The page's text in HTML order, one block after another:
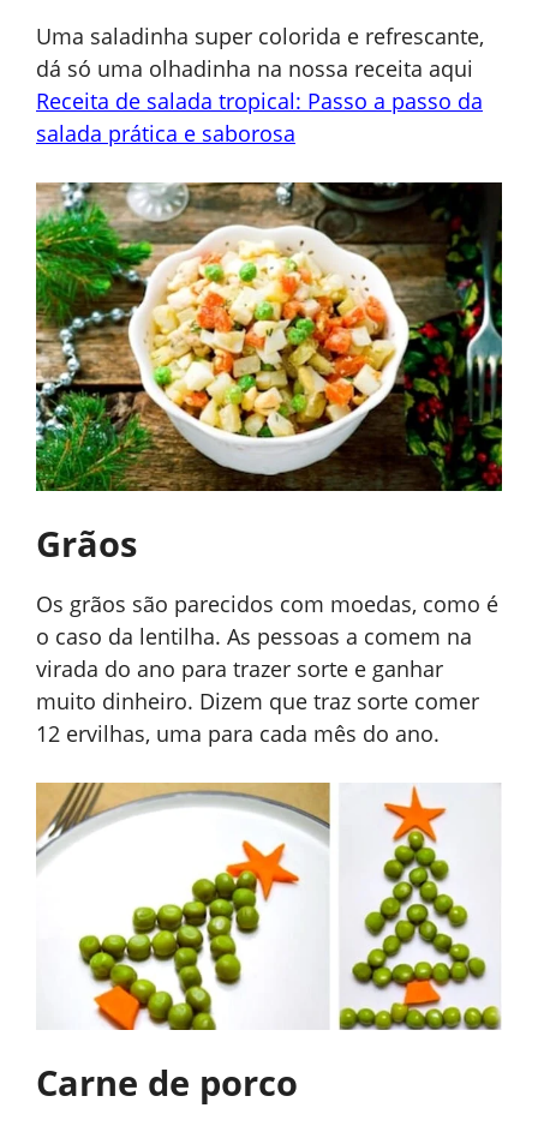
Uma saladinha super colorida e refrescante,
dá só uma olhadinha na nossa receita aqui
Receita de salada tropical: Passo a passo da
salada prática e saborosa
Grãos
Os grãos são parecidos com moedas, como é
o caso da lentilha. As pessoas a comem na
virada do ano para trazer sorte e ganhar
muito dinheiro. Dizem que traz sorte comer
12 ervilhas, uma para cada mês do ano.
Carne de porco